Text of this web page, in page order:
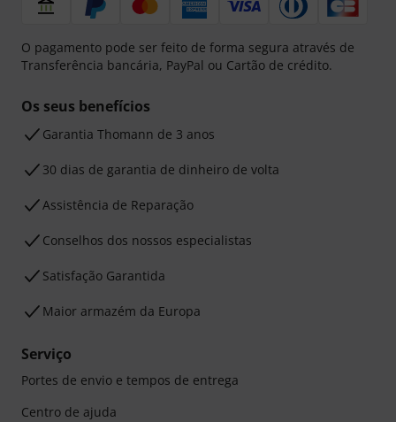
O pagamento pode ser feito de forma segura através de
Transferência bancária, PayPal ou Cartão de crédito.
Os seus benefícios
Garantia Thomann de 3 anos
30 dias de garantia de dinheiro de volta
Assistência de Reparação
Conselhos dos nossos especialistas
Satisfação Garantida
Maior armazém da Europa
Serviço
Portes de envio e tempos de entrega
Centro de ajuda